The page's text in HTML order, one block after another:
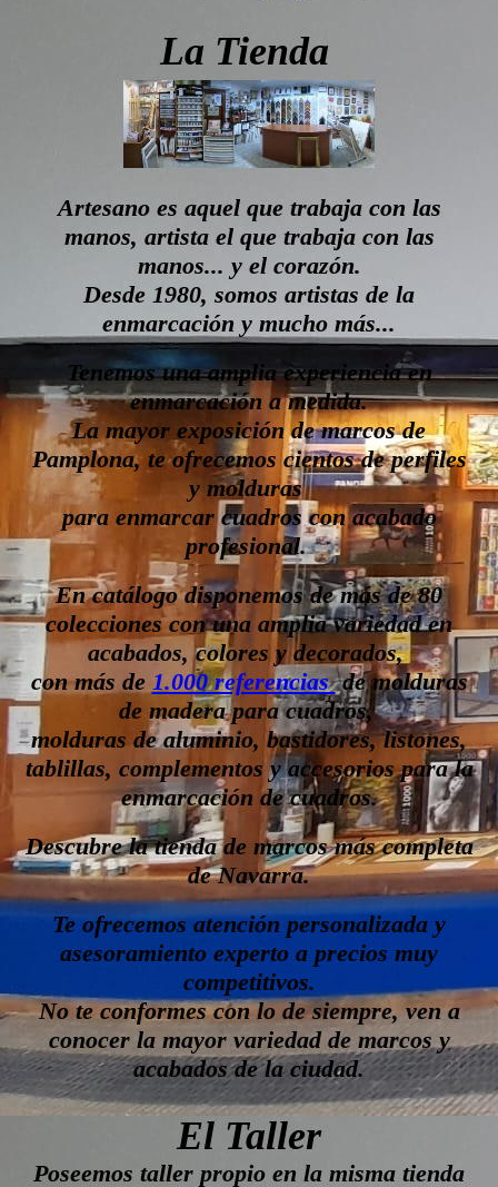
La Tienda
Artesano es aquel que trabaja con las
manos, artista el que trabaja con las
manos... y el corazón.
Desde 1980, somos artistas de la
enmarcación y mucho más...
Tenemos una amplia experiencia en
enmarcación a medida.
La mayor exposición de marcos de
Pamplona, te ofrecemos cientos de perfiles
y molduras
para enmarcar cuadros con acabado
profesional.
En catálogo disponemos de más de 80
colecciones con una amplia variedad en
acabados, colores y decorados,
con más de 1.000 referenciasde molduras
de madera para cuadros,
molduras de aluminio, bastidores, listones,
tablillas, complementos y accesorios para la
enmarcación de cuadros.
Descubre la tienda de marcos más completa
de Navarra.
Te ofrecemos atención personalizada y
asesoramiento experto a precios muy
competitivos.
No te conformes con lo de siempre, ven a
conocer la mayor variedad de marcos y
acabados de la ciudad.
El Taller
Poseemos taller propio en la misma tienda